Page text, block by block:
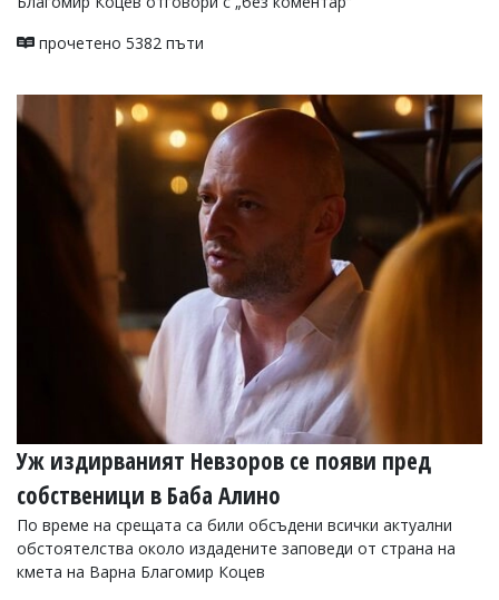
прочетено 5382 пъти
Уж издирваният Невзоров се появи пред
собственици в Баба Алино
По време на срещата са били обсъдени всички актуални
обстоятелства около издадените заповеди от страна на
кмета на Варна Благомир Коцев